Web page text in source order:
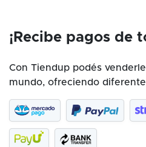
¡Recibe pagos de
Con Tiendup podés
mundo, ofreciendo